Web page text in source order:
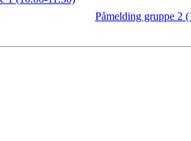
Påmelding gruppe 2